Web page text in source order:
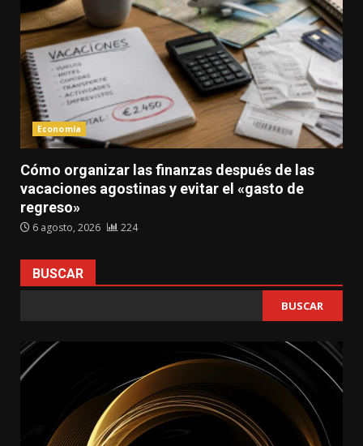
Economía
Cómo organizar las finanzas después de las
vacaciones agostinas y evitar el «gasto de
regreso»
6 agosto, 2026 224
BUSCAR
BUSCAR